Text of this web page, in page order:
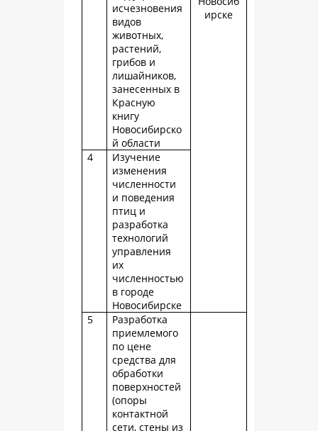
ирске
исчезновения
видов
животных,
растений,
грибов и
лишайников,
занесенных в
Красную
книгу
Новосибирско
й области
4
Изучение
изменения
численности
и поведения
птиц и
разработка
технологий
управления
их
численностью
в городе
Новосибирске
5
Разработка
приемлемого
по цене
средства для
обработки
поверхностей
(опоры
контактной
сети, стены из